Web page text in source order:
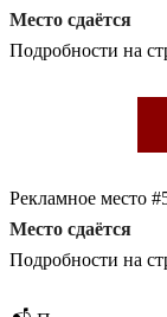
Место сдаётся
Подробности на
Рекламное место
Место сдаётся
Подробности на